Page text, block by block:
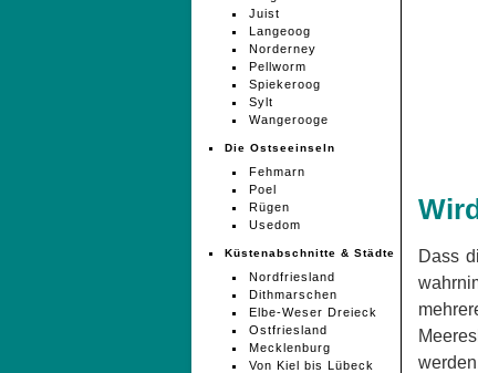
Dass
Juist
Langeoog
Norderney
Pellworm
Spiekeroog
Sylt
Wangerooge
Die Ostseeinseln
Fehmarn
Poel
Rügen
Usedom
Küstenabschnitte & Städte
Nordfriesland
Dithmarschen
Elbe-Weser Dreieck
Ostfriesland
Mecklenburg
Von Kiel bis Lübeck